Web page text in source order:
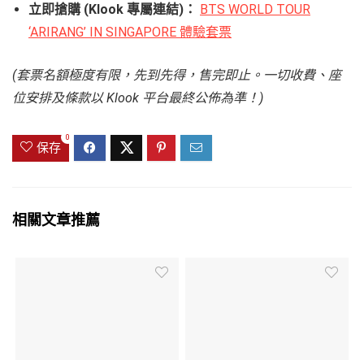
立即搶購 (Klook 專屬連結)： BTS WORLD TOUR
‘ARIRANG’ IN SINGAPORE 體驗套票
(套票名額極度有限，先到先得，售完即止。一切收費、座
位安排及條款以 Klook 平台最終公佈為準！)
保存
0
相關文章推薦